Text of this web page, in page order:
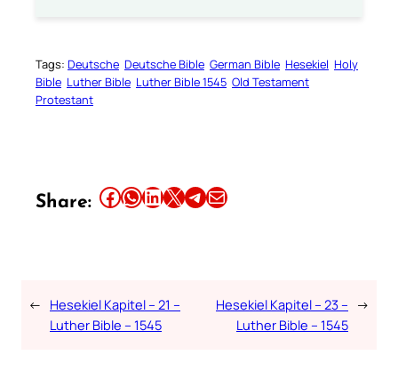
Tags: Deutsche Deutsche Bible German Bible Hesekiel Holy
Bible Luther Bible Luther Bible 1545 Old Testament
Protestant
Share: Share this article on Facebook Share this article on WhatsApp Share this article on LinkedIn Share this article on X Share this article on TelegramEmail this Article
← Hesekiel Kapitel – 21 –
Luther Bible – 1545
Hesekiel Kapitel – 23 –
Luther Bible – 1545
→